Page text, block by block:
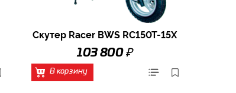
Скутер Racer BWS RC150T-15X
103 800 ₽
В корзину